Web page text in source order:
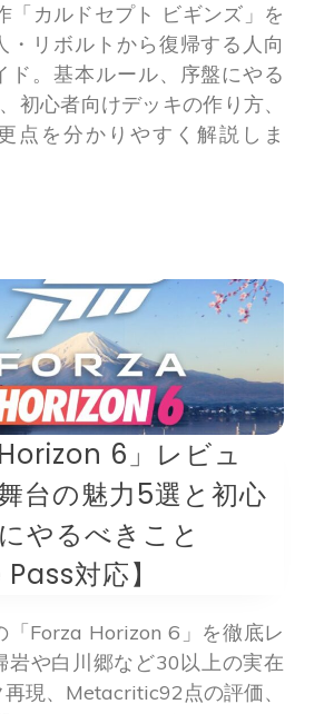
「カルドセプト ビギンズ」を
・リボルトから復帰する人向
ド。基本ルール、序盤にやる
初心者向けデッキの作り方、
点を分かりやすく解説しま
6」レビュ
台の魅力5選と初心
やるべきこと
対応】
「Forza Horizon 6」を徹底レ
岩や白川郷など30以上の実在
現、Metacritic92点の評価、